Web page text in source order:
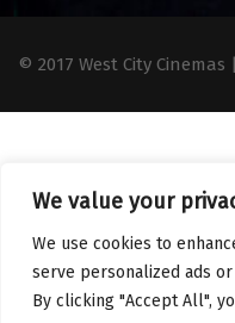
We value your
We use cookies to
serve personalized ads
By clicking "Accept All",
© 2017 West City